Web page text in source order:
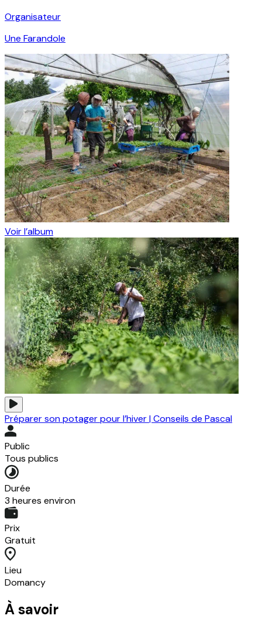
Organisateur
Une Farandole
Voir l’album
Préparer son potager pour l’hiver | Conseils de Pascal
Public
Tous publics
Durée
3 heures environ
Prix
Gratuit
Lieu
Domancy
À savoir